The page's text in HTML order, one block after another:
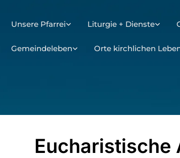
Unsere Pfarrei Liturgie + Dienste
Gemeindeleben Orte kirchlichen
Eucharistische